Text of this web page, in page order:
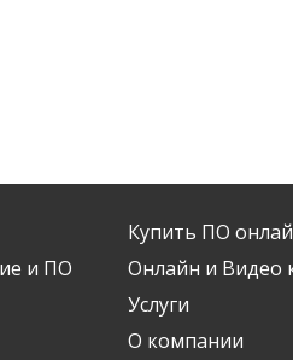
и ПО
Купить ПО
Онлайн и Видео
Услуги
О компании